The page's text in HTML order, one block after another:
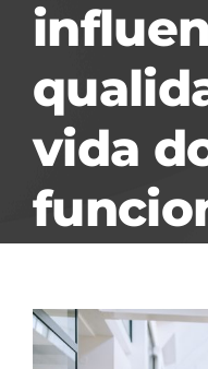
vida
View
Larger